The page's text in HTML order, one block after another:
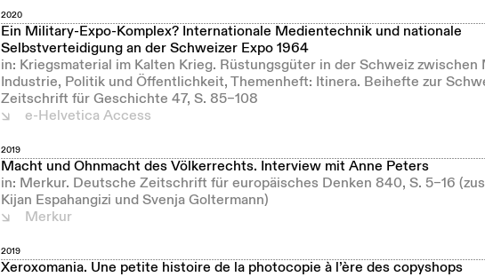
2020
Ein Military-Expo-Komplex? Internationale Medientechnik und nationale
Selbstverteidigung an der Schweizer Expo 1964
in: Kriegsmaterial im Kalten Krieg. Rüstungsgüter in der Schweiz zwischen
Industrie, Politik und Öffentlichkeit, Themenheft: Itinera. Beihefte zur
Zeitschrift für Geschichte 47, S. 85–108
e-Helvetica Access
2019
Macht und Ohnmacht des Völkerrechts. Interview mit Anne Peters
in: Merkur. Deutsche Zeitschrift für europäisches Denken 840, S. 5–16
Kijan Espahangizi und Svenja Goltermann)
Merkur
2019
Xeroxomania. Une petite histoire de la photocopie à l’ère des copyshops